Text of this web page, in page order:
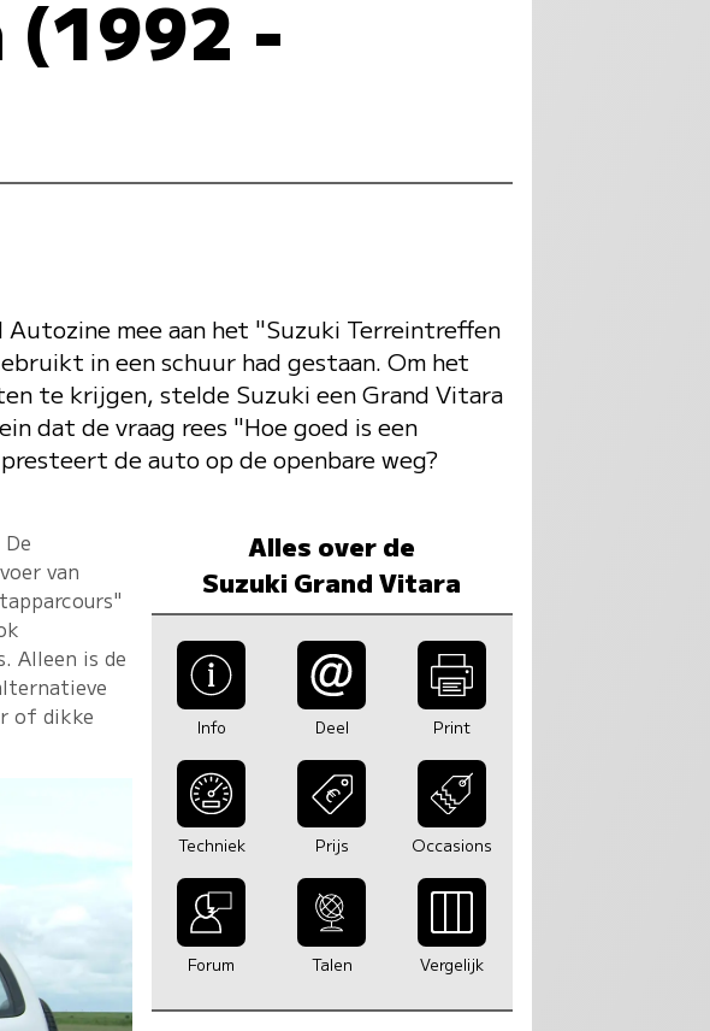
(1992 -
mee aan het "Suzuki Terreintreffen
in een schuur had gestaan. Om het
te krijgen, stelde Suzuki een Grand Vitara
dat de vraag rees "Hoe goed is een
de auto op de openbare weg?
van
Alleen is de
of dikke
Alles over de
Suzuki Grand Vitara
Info Deel Print
Techniek Prijs Occasions
Forum Talen Vergelijk